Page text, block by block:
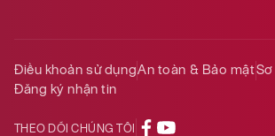
Điều khoản sử dụngAn toàn & Bảo mật
Đăng ký nhận tin
THEO DÕI CHÚNG TÔI